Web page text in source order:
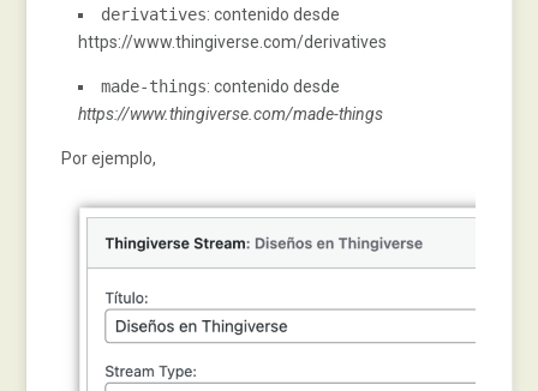
derivatives: contenido desde
https://www.thingiverse.com/derivatives
made-things: contenido desde
https://www.thingiverse.com/made-things
Por ejemplo,